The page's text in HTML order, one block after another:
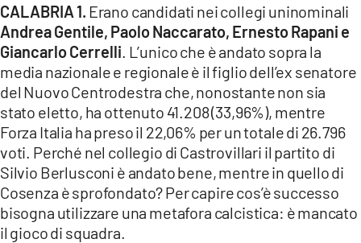
CALABRIA 1. Erano candidati nei collegi uninominali
Andrea Gentile, Paolo Naccarato, Ernesto Rapani e
Giancarlo Cerrelli . L’unico che è andato sopra la
media nazionale e regionale è il figlio dell’ex senatore
del Nuovo Centrodestra che, nonostante non sia
stato eletto, ha ottenuto 41.208 (33,96%), mentre
Forza Italia ha preso il 22,06% per un totale di 26.796
voti. Perché nel collegio di Castrovillari il partito di
Silvio Berlusconi è andato bene, mentre in quello di
Cosenza è sprofondato? Per capire cos’è successo
bisogna utilizzare una metafora calcistica: è mancato
il gioco di squadra.